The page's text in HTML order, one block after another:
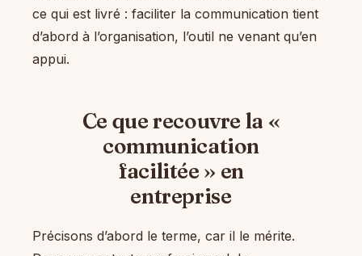
ce qui est livré : faciliter la communication tient
d’abord à l’organisation, l’outil ne venant qu’en
appui.
Ce que recouvre la «
communication
facilitée » en
entreprise
Précisons d’abord le terme, car il le mérite.